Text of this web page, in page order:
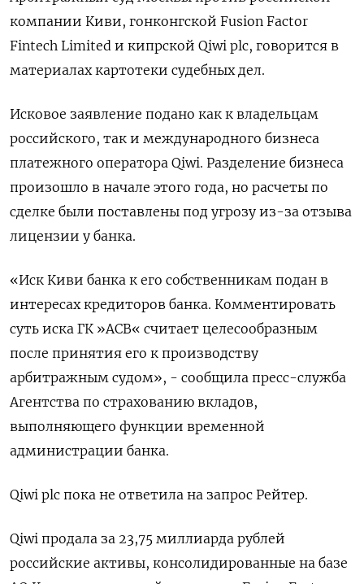
компании Киви, гонконгской Fusion Factor
Fintech Limited и кипрской Qiwi plc, говорится в
материалах картотеки судебных дел.
Исковое заявление подано как к владельцам
российского, так и международного бизнеса
платежного оператора Qiwi. Разделение бизнеса
произошло в начале этого года, но расчеты по
сделке были поставлены под угрозу из-за отзыва
лицензии у банка.
«Иск Киви банка к его собственникам подан в
интересах кредиторов банка. Комментировать
суть иска ГК »АСВ« считает целесообразным
после принятия его к производству
арбитражным судом», - сообщила пресс-служба
Агентства по страхованию вкладов,
выполняющего функции временной
администрации банка.
Qiwi plc пока не ответила на запрос Рейтер.
Qiwi продала за 23,75 миллиарда рублей
российские активы, консолидированные на базе